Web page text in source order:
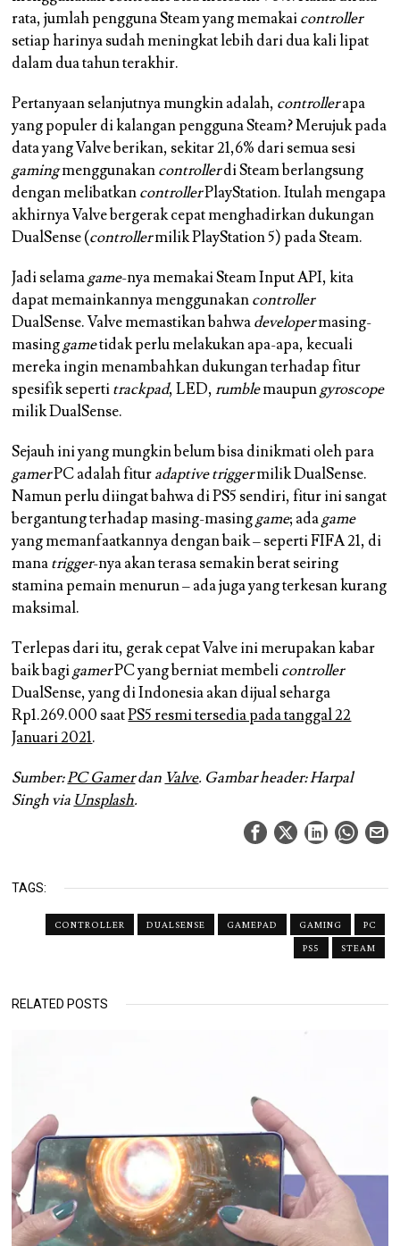
rata, jumlah pengguna Steam yang memakaicontroller
setiap harinya sudah meningkat lebih dari dua kali lipat
dalam dua tahun terakhir.
Pertanyaan selanjutnya mungkin adalah, controllerapa
yang populer di kalangan pengguna Steam? Merujuk pada
data yang Valve berikan, sekitar 21,6% dari semua sesi
gamingmenggunakancontrollerdi Steam berlangsung
dengan melibatkancontrollerPlayStation. Itulah mengapa
akhirnya Valve bergerak cepat menghadirkan dukungan
DualSense (controllermilik PlayStation 5) pada Steam.
Jadi selamagame-nya memakai Steam Input API, kita
dapat memainkannya menggunakancontroller
DualSense. Valve memastikan bahwadevelopermasing-
masinggametidak perlu melakukan apa-apa, kecuali
mereka ingin menambahkan dukungan terhadap fitur
spesifik sepertitrackpad, LED,rumblemaupungyroscope
milik DualSense.
Sejauh ini yang mungkin belum bisa dinikmati oleh para
gamerPC adalah fituradaptive triggermilik DualSense.
Namun perlu diingat bahwa di PS5 sendiri, fitur ini sangat
bergantung terhadap masing-masinggame; adagame
yang memanfaatkannya dengan baik – seperti FIFA 21, di
manatrigger-nya akan terasa semakin berat seiring
stamina pemain menurun – ada juga yang terkesan kurang
maksimal.
Terlepas dari itu, gerak cepat Valve ini merupakan kabar
baik bagigamerPC yang berniat membelicontroller
DualSense, yang di Indonesia akan dijual seharga
Rp1.269.000 saatPS5 resmi tersedia pada tanggal 22
Januari 2021.
Sumber:PC Gamerdan Valve. Gambar header: Harpal
Singh via Unsplash.
TAGS:
CONTROLLER DUALSENSE GAMEPAD GAMING
PC
PS5
STEAM
RELATED POSTS